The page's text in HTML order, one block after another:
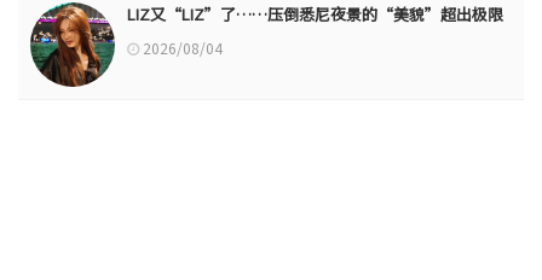
LIZ又“LIZ”了……压倒悉尼夜景的“美貌”超出极限
2026/08/04